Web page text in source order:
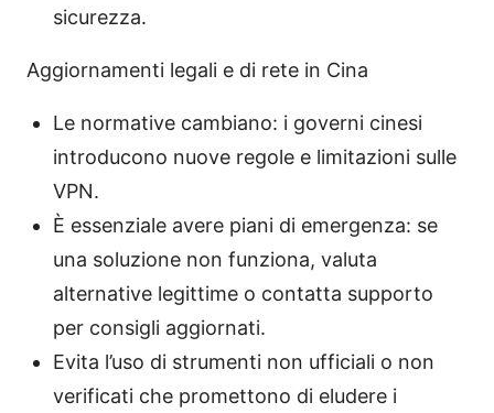
sicurezza.
Aggiornamenti legali e di rete in Cina
Le normative cambiano: i governi cinesi
introducono nuove regole e limitazioni sulle
VPN.
È essenziale avere piani di emergenza: se
una soluzione non funziona, valuta
alternative legittime o contatta supporto
per consigli aggiornati.
Evita l’uso di strumenti non ufficiali o non
verificati che promettono di eludere i